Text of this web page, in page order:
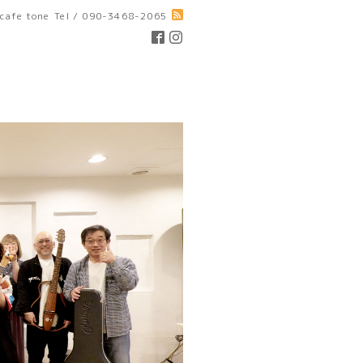
cafe tone Tel / 090-3468-2065